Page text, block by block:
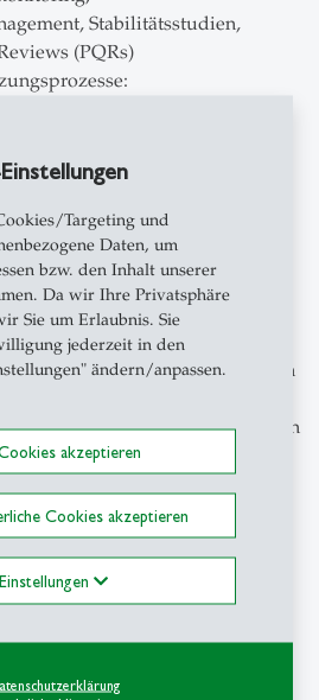
Targeting und
Daten, um
bzw. den Inhalt unserer
Da wir Ihre Privatsphäre
Sie um Erlaubnis. Sie
jederzeit in den
ändern/anpassen.
akzeptieren
Cookies akzeptieren
Einstellungen
Stabilitätsstudien,
(PQRs)
sowie weitere unterstützende
eines spezifischen
sowie qualitativer Enabler‑Fragen
Stärken, Lücken und
zu erfassen. Zusätzlich
Faktoren, um eine
zu definieren und belastbare
gemeinsam mit führenden
um Relevanz und